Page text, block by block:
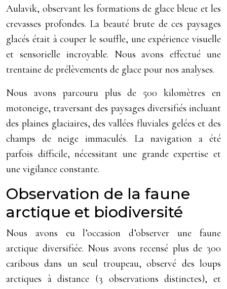
Aulavik, observant les formations de glace bleue et les
crevasses profondes. La beauté brute de ces paysages
glacés était à couper le souffle, une expérience visuelle
et sensorielle incroyable. Nous avons effectué une
trentaine de prélèvements de glace pour nos analyses.
Nous avons parcouru plus de 500 kilomètres en
motoneige, traversant des paysages diversifiés incluant
des plaines glaciaires, des vallées fluviales gelées et des
champs de neige immaculés. La navigation a été
parfois difficile, nécessitant une grande expertise et
une vigilance constante.
Observation de la faune
arctique et biodiversité
Nous avons eu l’occasion d’observer une faune
arctique diversifiée. Nous avons recensé plus de 300
caribous dans un seul troupeau, observé des loups
arctiques à distance (3 observations distinctes), et